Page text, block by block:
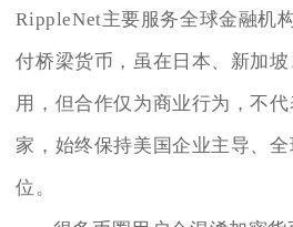
RippleNet主要服务全球金融机
付桥梁货币，虽在日本、新加
用，但合作仅为商业行为，不代
家，始终保持美国企业主导、
位。